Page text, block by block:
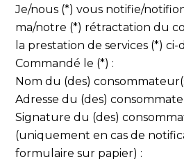
Je/nous (*) vous notifie/
ma/notre (*) rétractation du
la prestation de services (*) ci-
Commandé le (*) :
Nom du (des)
Adresse du (des)
Signature du (des)
(uniquement en cas de
formulaire sur papier) :